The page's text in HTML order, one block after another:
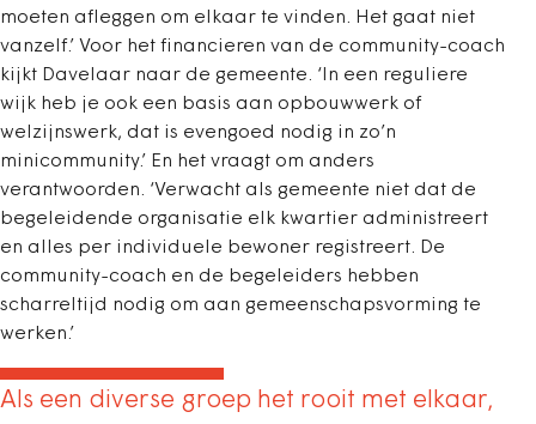
moeten afleggen om elkaar te vinden. Het gaat niet
vanzelf.’ Voor het financieren van de community-coach
kijkt Davelaar naar de gemeente. ‘In een reguliere
wijk heb je ook een basis aan opbouwwerk of
welzijnswerk, dat is evengoed nodig in zo’n
minicommunity.’ En het vraagt om anders
verantwoorden. ‘Verwacht als gemeente niet dat de
begeleidende organisatie elk kwartier administreert
en alles per individuele bewoner registreert. De
community-coach en de begeleiders hebben
scharreltijd nodig om aan gemeenschapsvorming te
werken.’
Als een diverse groep het rooit met elkaar,